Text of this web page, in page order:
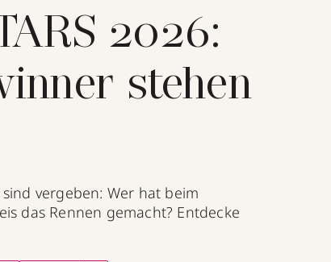
2026:
stehen
sind vergeben: Wer hat beim
das Rennen gemacht? Entdecke